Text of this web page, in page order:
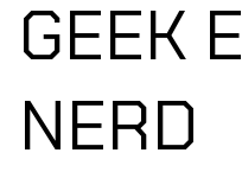
GEEK E
NERD